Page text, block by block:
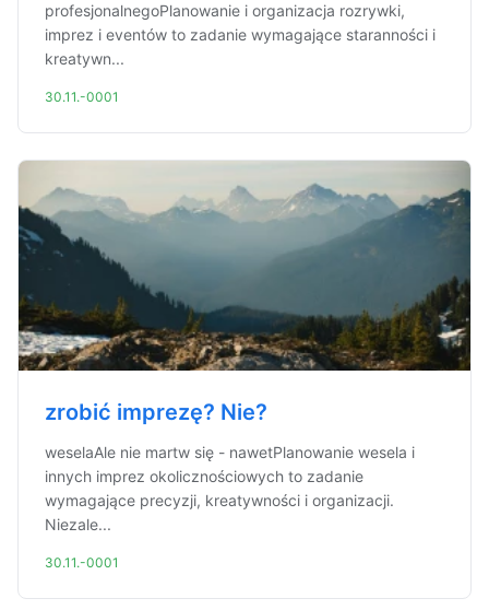
profesjonalnegoPlanowanie i organizacja rozrywki,
imprez i eventów to zadanie wymagające staranności i
kreatywn...
30.11.-0001
zrobić imprezę? Nie?
weselaAle nie martw się - nawetPlanowanie wesela i
innych imprez okolicznościowych to zadanie
wymagające precyzji, kreatywności i organizacji.
Niezale...
30.11.-0001